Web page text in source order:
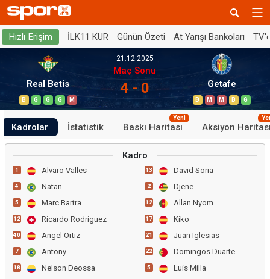
Hızlı Erişim İLK11 KUR Günün Özeti At Yarışı Bankoları
Real Betis
B G G G M
21.12.2025
Maç Sonu
4 - 0 Getafe
B M M B G
Kadrolar İstatistik Baskı Haritası
Yeni
Aksiyon
Kadro
1 Alvaro Valles
4 Natan
5 Marc Bartra
12 Ricardo Rodriguez
40 Angel Ortiz
7 Antony
18 Nelson Deossa
13 David Soria
2 Djene
12 Allan Nyom
17 Kiko
21 Juan Iglesias
22 Domingos Duarte
5 Luis Milla